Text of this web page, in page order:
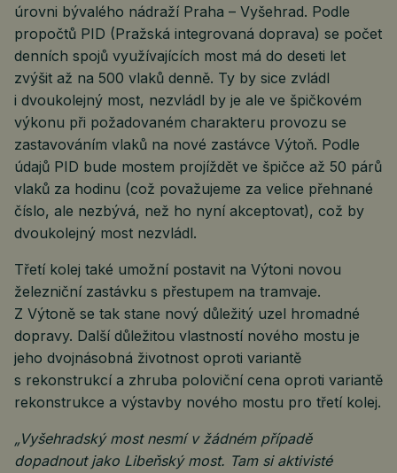
úrovni bývalého nádraží Praha – Vyšehrad. Podle
propočtů PID (Pražská integrovaná doprava) se počet
denních spojů využívajících most má do deseti let
zvýšit až na 500 vlaků denně. Ty by sice zvládl
i dvoukolejný most, nezvládl by je ale ve špičkovém
výkonu při požadovaném charakteru provozu se
zastavováním vlaků na nové zastávce Výtoň. Podle
údajů PID bude mostem projíždět ve špičce až 50 párů
vlaků za hodinu (což považujeme za velice přehnané
číslo, ale nezbývá, než ho nyní akceptovat), což by
dvoukolejný most nezvládl.
Třetí kolej také umožní postavit na Výtoni novou
železniční zastávku s přestupem na tramvaje.
Z Výtoně se tak stane nový důležitý uzel hromadné
dopravy. Další důležitou vlastností nového mostu je
jeho dvojnásobná životnost oproti variantě
s rekonstrukcí a zhruba poloviční cena oproti variantě
rekonstrukce a výstavby nového mostu pro třetí kolej.
„Vyšehradský most nesmí v žádném případě
dopadnout jako Libeňský most. Tam si aktivisté